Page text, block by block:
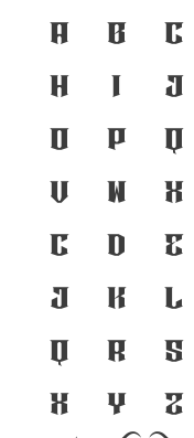
A B C
H
I J
O
P Q
V
W X
c
d e
j
k l
q
r s
x
y z